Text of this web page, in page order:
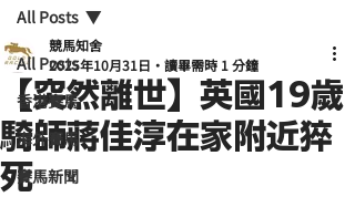
All Posts
香港賽馬
海外賽馬
賽馬新聞
All Posts
【突然離世】英國19歲
騎師蔣佳淳在家附近猝
死
競馬知舍
2025年10月31日
讀畢需時 1 分鐘